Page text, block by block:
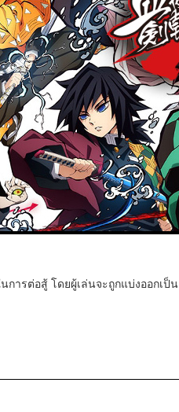
การต่อสู้ โดยผู้เล่นจะถูกแบ่งออกเป็น